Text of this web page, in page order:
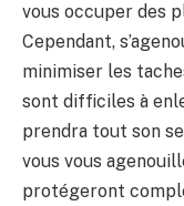
vous occuper des
Cependant,
minimiser les
sont difficiles à
prendra tout son
vous vous
protégeront